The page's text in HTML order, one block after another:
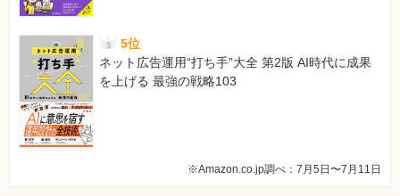
付録D 補足
D.1 JavaEEの基礎知識
D.2 Webアプリケーションとデプロイ
D.3 リクエスト先の指定方法
D.4 本書のデータベース環境を構築
索引
[誤]
<%!-- ・・・ --%>
[正]
<%--・・・--%>
【 第2刷にて修正 】
5位
ネット広告運用“打ち手”大全 第2版 AI時代に成果
を上げる 最強の戦略103
※Amazon.co.jp調べ：7月5日〜7月11日